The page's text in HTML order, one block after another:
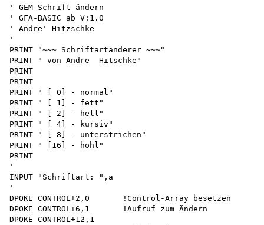
' GEM-Schrift ändern
' GFA-BASIC ab V:1.0
' Andre' Hitzschke
'
PRINT "~~~ Schriftartänderer ~~~"
PRINT " von Andre  Hitschke"
PRINT
PRINT
PRINT " [ 0] - normal"
PRINT " [ 1] - fett"
PRINT " [ 2] - hell"
PRINT " [ 4] - kursiv"
PRINT " [ 8] - unterstrichen"
PRINT " [16] - hohl"
PRINT
'
INPUT "Schriftart: ",a
'
DPOKE CONTROL+2,0	!Control-Array besetzen
DPOKE CONTROL+6,1	!Aufruf zum Ändern
DPOKE CONTROL+12,1